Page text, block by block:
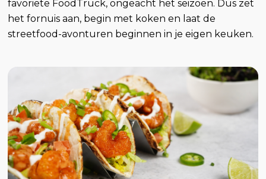
favoriete FoodTruck, ongeacht het seizoen. Dus zet
het fornuis aan, begin met koken en laat de
streetfood-avonturen beginnen in je eigen keuken.